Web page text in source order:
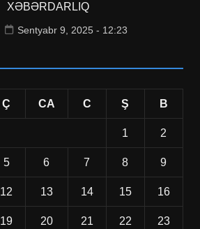
XƏBƏRDARLIQ
Sentyabr 9, 2025 - 12:23
Ç CA C Ş B
1 2
5 6 7 8 9
12 13 14 15 16
19 20 21 22 23